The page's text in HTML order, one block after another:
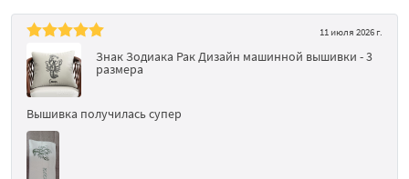
11 июля 2026 г.
Знак Зодиака Рак Дизайн машинной вышивки - 3
размера
Вышивка получилась супер